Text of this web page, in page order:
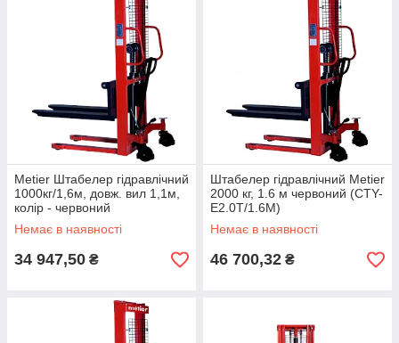
Metier Штабелер гідравлічний
1000кг/1,6м, довж. вил 1,1м,
колір - червоний
Немає в наявності
34 947,50 ₴
Штабелер гідравлічний Metier
2000 кг, 1.6 м червоний (CTY-
E2.0T/1.6M)
Немає в наявності
46 700,32 ₴